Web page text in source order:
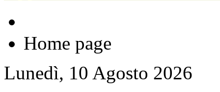
Home page
Lunedì, 10 Agosto 2026